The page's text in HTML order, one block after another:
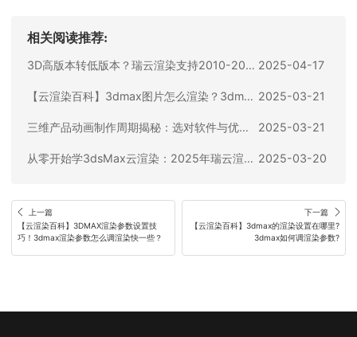
相关阅读推荐:
3D高版本转低版本？瑞云渲染支持2010-2025版本一键转换 2025-04-17
【云渲染百科】3dmax图片怎么渲染？3dmax渲染出图步骤全流程盘点 2025-03-21
三维产品动画制作周期揭秘：选对软件与优化流程，大幅缩短项目时间 2025-03-21
从零开始学3dsMax云渲染：2025年瑞云渲染支持的插件指南 2025-03-20
上一篇
【云渲染百科】3DMAX渲染参数设置技
巧！3dmax渲染参数怎么调渲染快一些？
下一篇
【云渲染百科】3dmax的渲染设置在哪里?
3dmax如何调渲染参数?